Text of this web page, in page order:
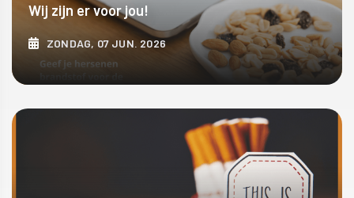
Wij zijn er voor jou!
ZONDAG, 07 JUN. 2026
ONTDEK MEER